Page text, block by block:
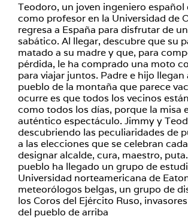
Teodoro, un joven ingeniero español
como profesor en la Universidad de
regresa a España para disfrutar de
sabático. Al llegar, descubre que su
matado a su madre y que, para
pérdida, le ha comprado una moto
para viajar juntos. Padre e hijo
pueblo de la montaña que parece
ocurre es que todos los vecinos
como todos los días, porque la misa
auténtico espectáculo. Jimmy y
descubriendo las peculiaridades de
a las elecciones que se celebran
designar alcalde, cura, maestro,
pueblo ha llegado un grupo de
Universidad norteamericana de
meteorólogos belgas, un grupo de
los Coros del Ejército Ruso,
del pueblo de arriba